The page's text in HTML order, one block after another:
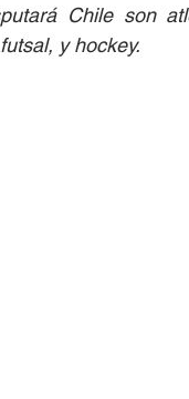
Chile son
y hockey.